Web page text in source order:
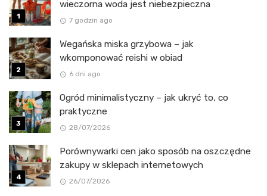
wieczorna woda jest niebezpieczna
7 godzin ago
Wegańska miska grzybowa – jak
wkomponować reishi w obiad
6 dni ago
Ogród minimalistyczny – jak ukryć to, co
praktyczne
28/07/2026
Porównywarki cen jako sposób na oszczędne
zakupy w sklepach internetowych
26/07/2026